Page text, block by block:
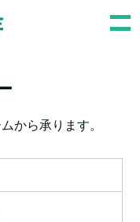
から承ります。